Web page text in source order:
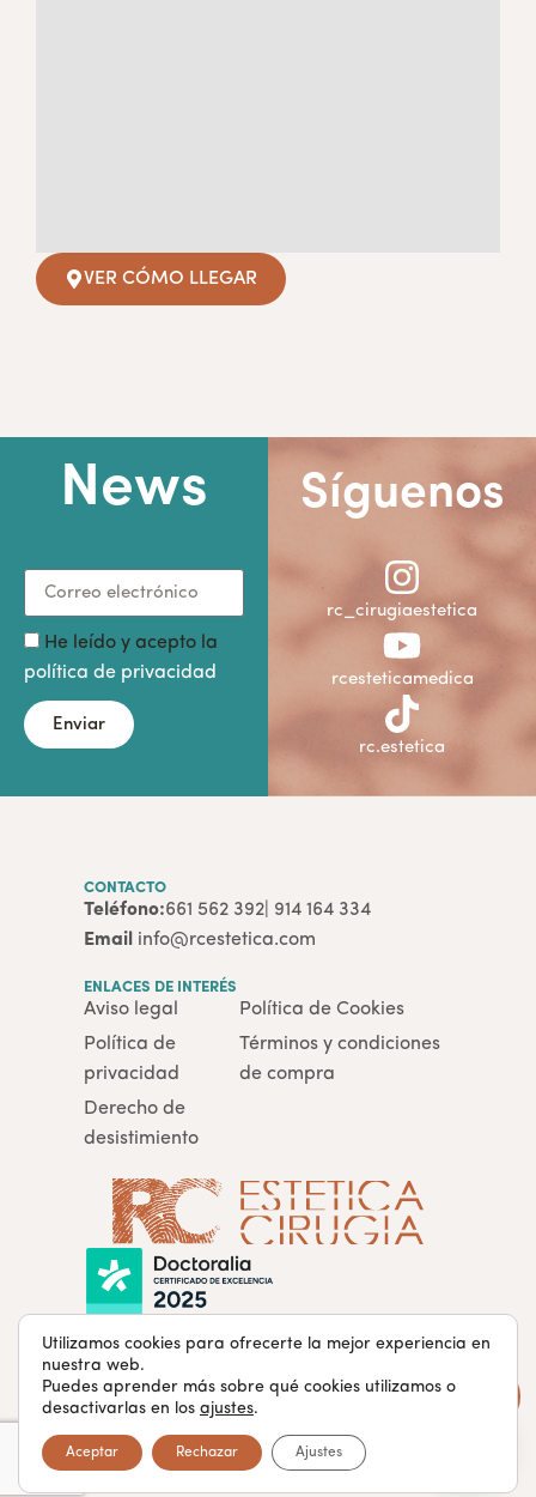
VER CÓMO LLEGAR
News
He leído y acepto la
política de privacidad
Enviar
Síguenos
rc_cirugiaestetica
rcesteticamedica
rc.estetica
CONTACTO
Teléfono:661 562 392 | 914 164 334
Email info@rcestetica.com
ENLACES DE INTERÉS
Aviso legal
Política de
privacidad
Derecho de
desistimiento
Política de Cookies
Términos y condiciones
de compra
rcclinicaestetica.com · Todos los derechos reservados ®
Utilizamos cookies para ofrecerte la mejor experiencia en
nuestra web.
Puedes aprender más sobre qué cookies utilizamos o
desactivarlas en los ajustes.
Aceptar Rechazar Ajustes